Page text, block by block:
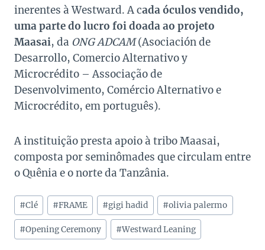
inerentes à Westward. A cada óculos vendido,
uma parte do lucro foi doada ao projeto
Maasai, da ONGADCAM(Asociación de
Desarrollo, Comercio Alternativo y
Microcrédito – Associação de
Desenvolvimento, Comércio Alternativo e
Microcrédito, em português).
A instituição presta apoio à tribo Maasai,
composta por seminômades que circulam entre
o Quênia e o norte da Tanzânia.
Tags
do
Post:
#Clé #FRAME #gigi hadid #olivia palermo
#Opening Ceremony #Westward Leaning